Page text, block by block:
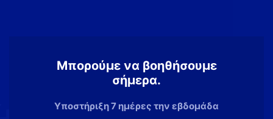
Μπορούμε να βοηθήσουμε
σήμερα.
Υποστήριξη 7 ημέρες την εβδομάδα